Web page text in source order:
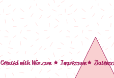
Created with Wix.comê Impressumê